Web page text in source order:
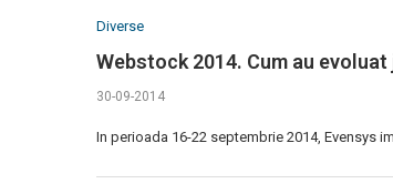
Diverse
Webstock 2014. Cum au
30-09-2014
In perioada 16-22 septembrie 2014, Evensys